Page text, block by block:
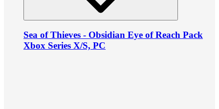
Sea of Thieves - Obsidian Eye of Reach Pack
Xbox Series X/S, PC